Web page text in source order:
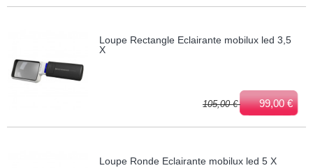
Loupe Rectangle Eclairante mobilux led 3,5
X
105,00 € 99,00 €
Loupe Ronde Eclairante mobilux led 5 X